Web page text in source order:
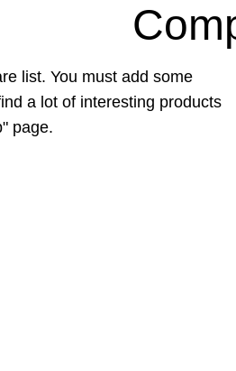
list. You must add some
a lot of interesting products
page.